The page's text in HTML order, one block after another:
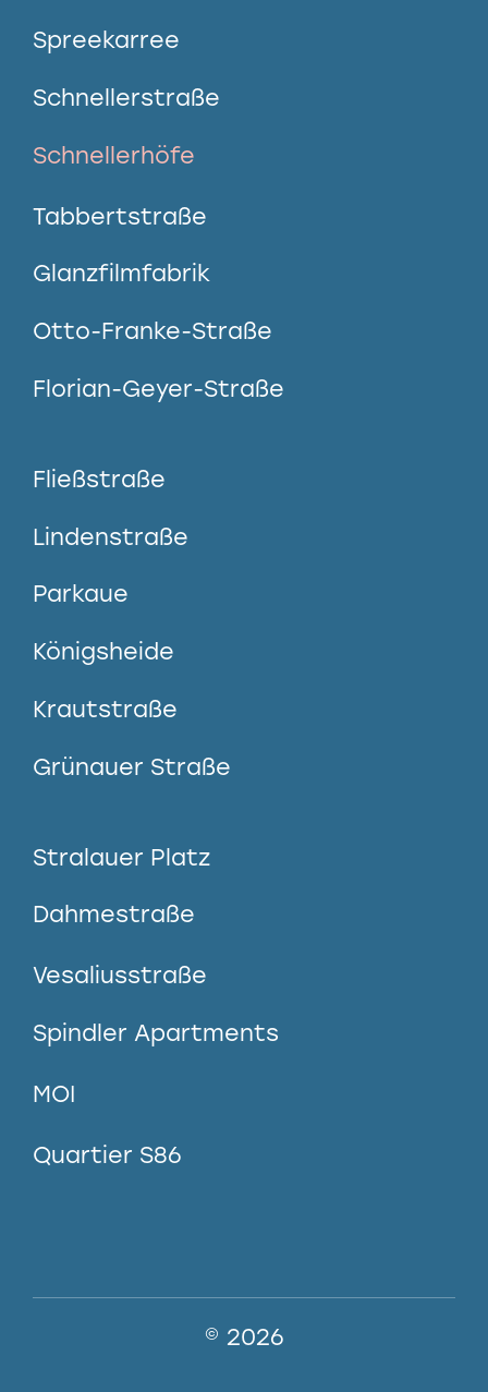
Spreekarree
Schnellerstraße
Schnellerhöfe
Tabbertstraße
Glanzfilmfabrik
Otto-Franke-Straße
Florian-Geyer-Straße
Fließstraße
Lindenstraße
Parkaue
Königsheide
Krautstraße
Grünauer Straße
Stralauer Platz
Dahmestraße
Vesaliusstraße
Spindler Apartments
MOI
Quartier S86
© 2026